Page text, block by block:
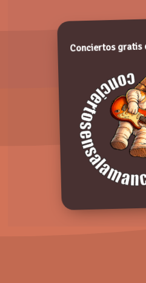
Valora de 1 a 5 puntos.
Conciertos gratis